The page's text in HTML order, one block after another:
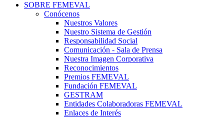
SOBRE FEMEVAL
Conócenos
Nuestros Valores
Nuestro Sistema de Gestión
Responsabilidad Social
Comunicación - Sala de Prensa
Nuestra Imagen Corporativa
Reconocimientos
Premios FEMEVAL
Fundación FEMEVAL
GESTRAM
Entidades Colaboradoras FEMEVAL
Enlaces de Interés